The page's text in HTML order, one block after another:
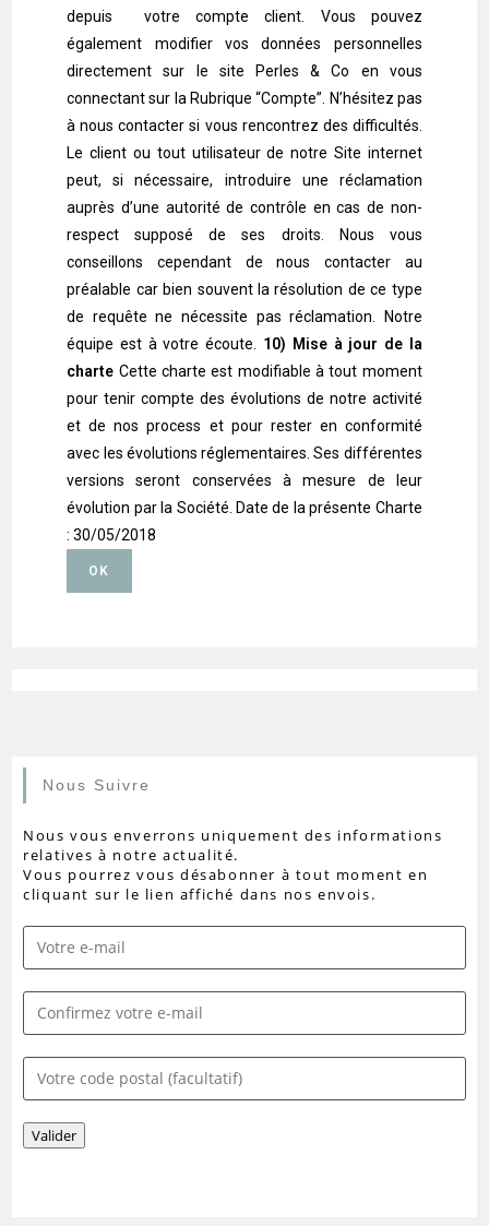
depuis votre compte client. Vous pouvez
également modifier vos données personnelles
directement sur le site Perles & Co en vous
connectant sur la Rubrique “Compte”. N’hésitez pas
à nous contacter si vous rencontrez des difficultés.
Le client ou tout utilisateur de notre Site internet
peut, si nécessaire, introduire une réclamation
auprès d’une autorité de contrôle en cas de non-
respect supposé de ses droits. Nous vous
conseillons cependant de nous contacter au
préalable car bien souvent la résolution de ce type
de requête ne nécessite pas réclamation. Notre
équipe est à votre écoute. 10) Mise à jour de la
charte Cette charte est modifiable à tout moment
pour tenir compte des évolutions de notre activité
et de nos process et pour rester en conformité
avec les évolutions réglementaires. Ses différentes
versions seront conservées à mesure de leur
évolution par la Société. Date de la présente Charte
: 30/05/2018
Nous Suivre
Nous vous enverrons uniquement des informations
relatives à notre actualité.
Vous pourrez vous désabonner à tout moment en
cliquant sur le lien affiché dans nos envois.
Valider